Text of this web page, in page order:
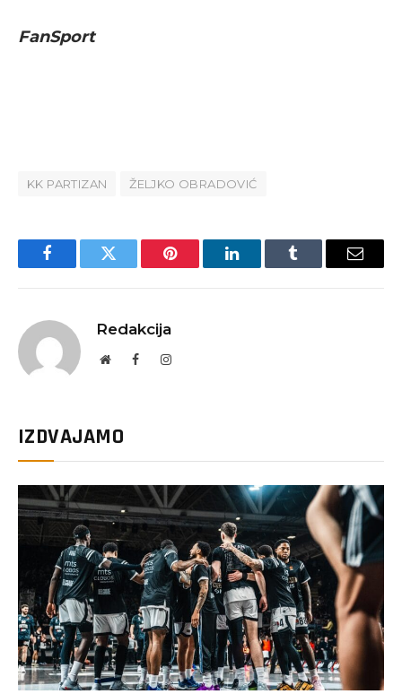
FanSport
KK PARTIZAN ŽELJKO OBRADOVIĆ
FacebookTwitter Pinterest LinkedInTumblr Email
Redakcija
WebsiteFacebookInstagram
IZDVAJAMO